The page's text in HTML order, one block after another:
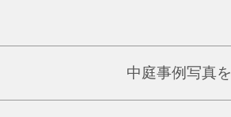
中庭事例写真